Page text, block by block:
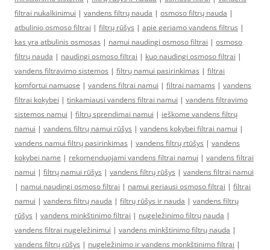
filtrai nukalkinimui | vandens filtrų nauda | osmoso filtrų nauda |
atbulinio osmoso filtrai | filtrų rūšys | apie geriamo vandens filtrus |
kas yra atbulinis osmosas | namui naudingi osmoso filtrai | osmoso
filtrų nauda | naudingi osmoso filtrai | kuo naudingi osmoso filtrai |
vandens filtravimo sistemos | filtrų namui pasirinkimas | filtrai
komfortui namuose | vandens filtrai namui | filtrai namams | vandens
filtrai kokybei | tinkamiausi vandens filtrai namui | vandens filtravimo
sistemos namui | filtrų sprendimai namui | ieškome vandens filtrų
namui | vandens filtrų namui rūšys | vandens kokybei filtrai namui |
vandens namui filtrų pasirinkimas | vandens filtrų rtūšys | vandens
kokybei name | rekomenduojami vandens filtrai namui | vandens filtrai
namui | filtrų namui rūšys | vandens filtrų rūšys | vandens filtrai namui
| namui naudingi osmoso filtrai | namui geriausi osmoso filtrai | filtrai
namui | vandens filtrų nauda | filtrų rūšys ir nauda | vandens filtrų
rūšys | vandens minkštinimo filtrai | nugeležinimo filtrų nauda |
vandens filtrai nugeležinimui | vandens minkštinimo filtrų nauda |
vandens filtrų rūšys | nugeležinimo ir vandens monkštinimo filtrai |